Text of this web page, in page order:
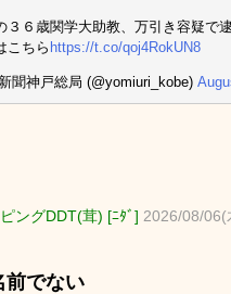
３６歳関学大助教、万引き容疑で
こちらhttps://t.co/qoj4RokUN8
聞神戸総局 (@yomiuri_kobe)
ングDDT(茸) [ﾆﾀﾞ] 2026/08/06(
前でない